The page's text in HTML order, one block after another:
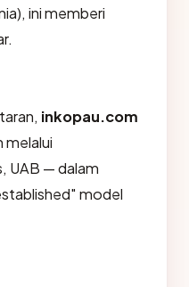
ini memberi
inkopau.com
melalui
UAB — dalam
model